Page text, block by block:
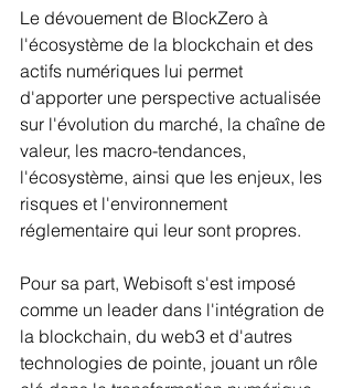
Le dévouement de BlockZero à
l'écosystème de la blockchain et des
actifs numériques lui permet
d'apporter une perspective actualisée
sur l'évolution du marché, la chaîne de
valeur, les macro-tendances,
l'écosystème, ainsi que les enjeux, les
risques et l'environnement
réglementaire qui leur sont propres.
Pour sa part, Webisoft s'est imposé
comme un leader dans l'intégration de
la blockchain, du web3 et d'autres
technologies de pointe, jouant un rôle